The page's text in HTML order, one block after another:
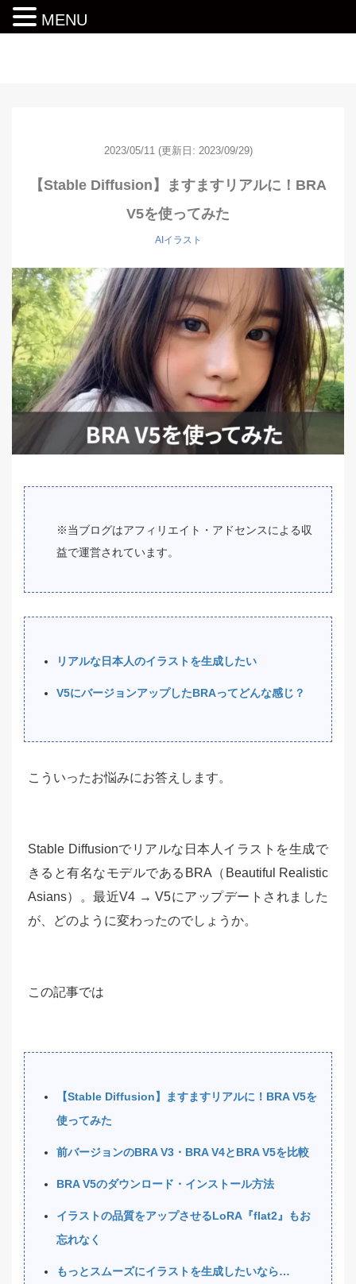
2023/05/11 (更新日: 2023/09/29)
【Stable Diffusion】ますますリアルに！BRA
V5を使ってみた
AIイラスト
※当ブログはアフィリエイト・アドセンスによる収
益で運営されています。
リアルな日本人のイラストを生成したい
V5にバージョンアップしたBRAってどんな感じ？
こういったお悩みにお答えします。
Stable Diffusionでリアルな日本人イラストを生成で
きると有名なモデルであるBRA（Beautiful Realistic
Asians）。最近V4 → V5にアップデートされました
が、どのように変わったのでしょうか。
この記事では
【Stable Diffusion】ますますリアルに！BRA V5を
使ってみた
前バージョンのBRA V3・BRA V4とBRA V5を比較
BRA V5のダウンロード・インストール方法
イラストの品質をアップさせるLoRA『flat2』もお
忘れなく
もっとスムーズにイラストを生成したいなら…
MENU